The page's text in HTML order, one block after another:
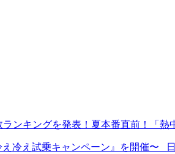
ンキングを発表！夏本番直前！「
冷え試乗キャンペーン』を開催〜 日